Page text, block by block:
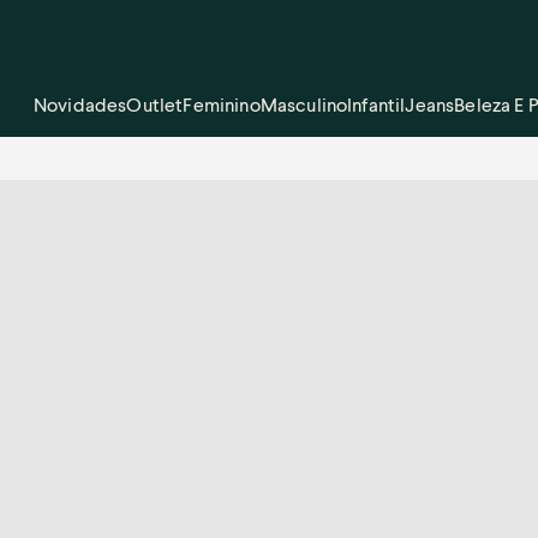
NovidadesOutletFemininoMasculinoInfantilJeansBeleza E